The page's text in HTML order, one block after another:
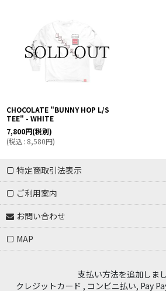
CHOCOLATE "BUNNY HOP L/S
TEE" - WHITE
7,800円(税別)
(税込: 8,580円)
特定商取引法表示
ご利用案内
お問い合わせ
MAP
支払い方法を追加しまし
クレジットカード , コンビニ払い, Pay